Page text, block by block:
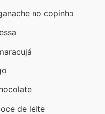
no copinho
de leite